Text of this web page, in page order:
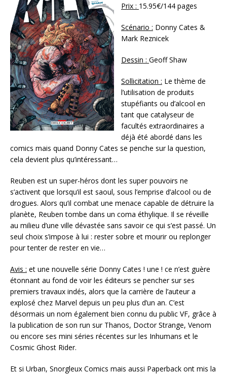
Prix : 15.95€/144 pages
Scénario : Donny Cates &
Mark Reznicek
Dessin : Geoff Shaw
Sollicitation : Le thème de
l’utilisation de produits
stupéfiants ou d’alcool en
tant que catalyseur de
facultés extraordinaires a
déjà été abordé dans les
comics mais quand Donny Cates se penche sur la question,
cela devient plus qu’intéressant…
Reuben est un super-héros dont les super pouvoirs ne
s’activent que lorsqu’il est saoul, sous l’emprise d’alcool ou de
drogues. Alors qu’il combat une menace capable de détruire la
planète, Reuben tombe dans un coma éthylique. Il se réveille
au milieu d’une ville dévastée sans savoir ce qui s’est passé. Un
seul choix s’impose à lui : rester sobre et mourir ou replonger
pour tenter de rester en vie…
Avis : et une nouvelle série Donny Cates ! une ! ce n’est guère
étonnant au fond de voir les éditeurs se pencher sur ses
premiers travaux indés, alors que la carrière de l’auteur a
explosé chez Marvel depuis un peu plus d’un an. C’est
désormais un nom également bien connu du public VF, grâce à
la publication de son run sur Thanos, Doctor Strange, Venom
ou encore ses mini séries récentes sur les Inhumans et le
Cosmic Ghost Rider.
Et si Urban, Snorgleux Comics mais aussi Paperback ont mis la